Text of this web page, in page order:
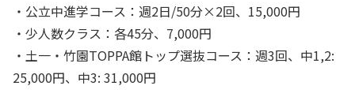
・公立中進学コース：週2日/50分×2回、15,000円
・少人数クラス：各45分、7,000円
・土一・竹園TOPPA館トップ選抜コース：週3回、中1,2:
25,000円、中3: 31,000円